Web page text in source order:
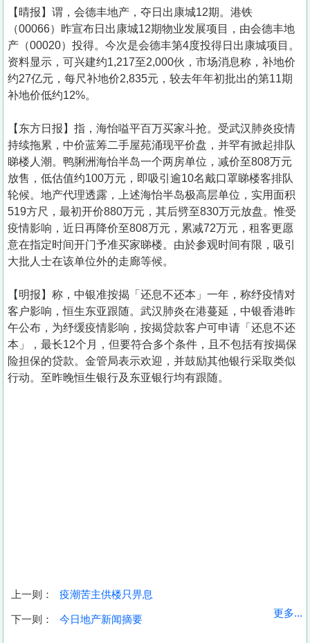
收
【晴报】谓，会德丰地产，夺日出康城12期。港铁
（00066）昨宣布日出康城12期物业发展项目，由会德丰地
产（00020）投得。今次是会德丰第4度投得日出康城项目。
资料显示，可兴建约1,217至2,000伙，市场消息称，补地价
约27亿元，每尺补地价2,835元，较去年年初批出的第11期
补地价低约12%。
【东方日报】指，海怡嗌平百万买家斗抢。受武汉肺炎疫情
持续拖累，中价蓝筹二手屋苑涌现平价盘，并罕有掀起排队
睇楼人潮。鸭脷洲海怡半岛一个两房单位，减价至808万元
放售，低估值约100万元，即吸引逾10名戴口罩睇楼客排队
轮候。地产代理透露，上述海怡半岛极高层单位，实用面积
519方尺，最初开价880万元，其后劈至830万元放盘。惟受
疫情影响，近日再降价至808万元，累减72万元，租客更愿
意在指定时间开门予准买家睇楼。由於参观时间有限，吸引
大批人士在该单位外的走廊等候。
【明报】称，中银准按揭「还息不还本」一年，称纾疫情对
客户影响，恒生东亚跟随。武汉肺炎在港蔓延，中银香港昨
午公布，为纾缓疫情影响，按揭贷款客户可申请「还息不还
本」，最长12个月，但要符合多个条件，且不包括有按揭保
险担保的贷款。金管局表示欢迎，并鼓励其他银行采取类似
行动。至昨晚恒生银行及东亚银行均有跟随。
上一则： 疫潮苦主供楼只畀息
下一则： 今日地产新闻摘要
更多...